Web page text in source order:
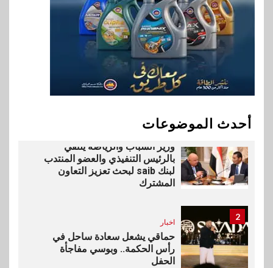
أحدث الموضوعات
للنمو والتوسع
10 اخبار
فيكسد مصر و”حلول” تتشاركان
في تطوير أول منصة للسياحة
الصحية في مصر والشرق الأوسط
وأفريقيا Tour4Cure
بنوك رياضة
وزير الشباب والرياضة يلتقي
بالرئيس التنفيذي والعضو المنتدب
لبنك saib لبحث تعزيز التعاون
المشترك
2
اخبار
حماقي يشعل سعادة ساحل في
رأس الحكمة.. وبوسي مفاجأة
الحفل